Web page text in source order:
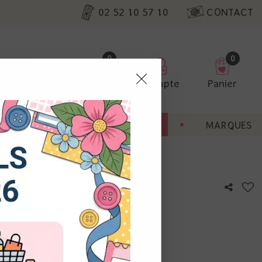
02 52 10 57 10 CONTACT
0
Compte
0
Panier
BONNES AFFAIRES MARQUES
avis !
nos
non
Vous
à droite